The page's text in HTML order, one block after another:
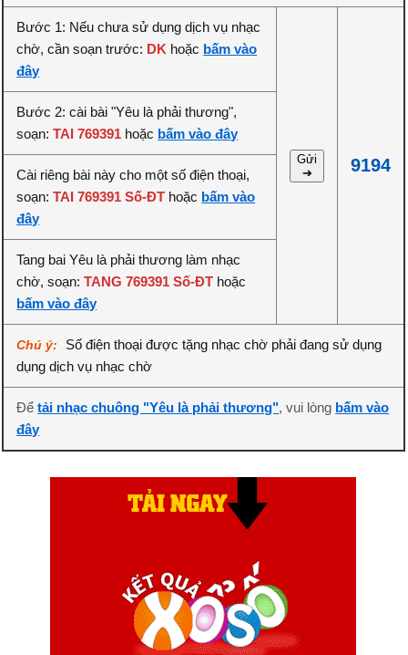
Bước 1: Nếu chưa sử dụng dịch vụ nhạc
chờ, cần soạn trước: DK hoặc bấm vào
đây
Gửi
➔
9194
Bước 2: cài bài "Yêu là phải thương",
soạn:TAI 769391 hoặc bấm vào đây
Cài riêng bài này cho một số điện thoại,
soạn:TAI 769391 Số-ĐT hoặc bấm vào
đây
Tang bai Yêu là phải thương làm nhạc
chờ, soạn:TANG 769391 Số-ĐT hoặc
bấm vào đây
Chú ý:
Số điện thoại được tặng nhạc chờ phải đang sử dụng
dụng dịch vụ nhạc chờ
Đểtải nhạc chuông "Yêu là phải thương", vui lòng bấm vào
đây